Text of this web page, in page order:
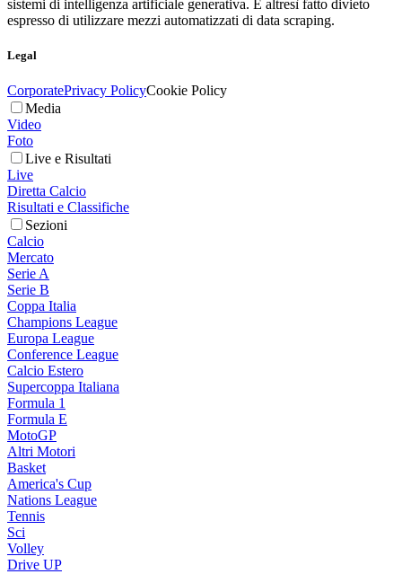
sistemi di intelligenza artificiale generativa. È altresì fatto divieto
espresso di utilizzare mezzi automatizzati di data scraping.
Legal
CorporatePrivacy PolicyCookie Policy
Media
Video
Foto
Live e Risultati
Live
Diretta Calcio
Risultati e Classifiche
Sezioni
Calcio
Mercato
Serie A
Serie B
Coppa Italia
Champions League
Europa League
Conference League
Calcio Estero
Supercoppa Italiana
Formula 1
Formula E
MotoGP
Altri Motori
Basket
America's Cup
Nations League
Tennis
Sci
Volley
Drive UP